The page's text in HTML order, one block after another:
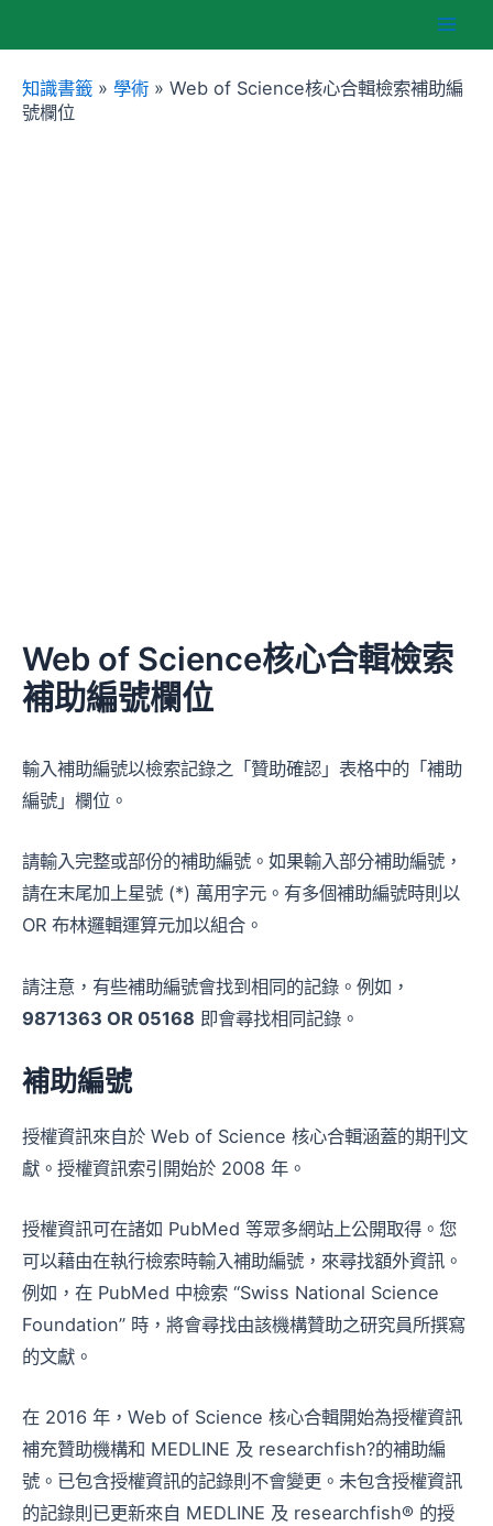
至
知識書籤 » 學術 » Web of Science核心合輯檢索補助編
號欄位
Web of Science核心合輯檢索
補助編號欄位
輸入補助編號以檢索記錄之「贊助確認」表格中的「補助
編號」欄位。
請輸入完整或部份的補助編號。如果輸入部分補助編號，
請在末尾加上星號 (*) 萬用字元。有多個補助編號時則以
OR 布林邏輯運算元加以組合。
請注意，有些補助編號會找到相同的記錄。例如，
9871363 OR 05168 即會尋找相同記錄。
補助編號
授權資訊來自於 Web of Science 核心合輯涵蓋的期刊文
獻。授權資訊索引開始於 2008 年。
授權資訊可在諸如 PubMed 等眾多網站上公開取得。您
可以藉由在執行檢索時輸入補助編號，來尋找額外資訊。
例如，在 PubMed 中檢索 “Swiss National Science
Foundation” 時，將會尋找由該機構贊助之研究員所撰寫
的文獻。
在 2016 年，Web of Science 核心合輯開始為授權資訊
補充贊助機構和 MEDLINE 及 researchfish?的補助編
號。已包含授權資訊的記錄則不會變更。未包含授權資訊
的記錄則已更新來自 MEDLINE 及 researchfish® 的授